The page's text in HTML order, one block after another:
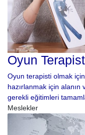
Oyun
Oyun terapisti olmak
hazırlanmak için
gerekli eğitimleri
Meslekler